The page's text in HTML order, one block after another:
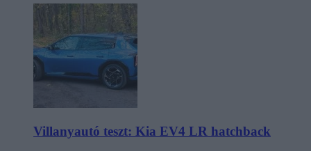
Villanyautó teszt: Kia EV4 LR hatchback